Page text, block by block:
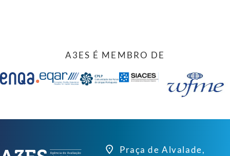
A3ES É MEMBRO DE
Praça de Alvalade,